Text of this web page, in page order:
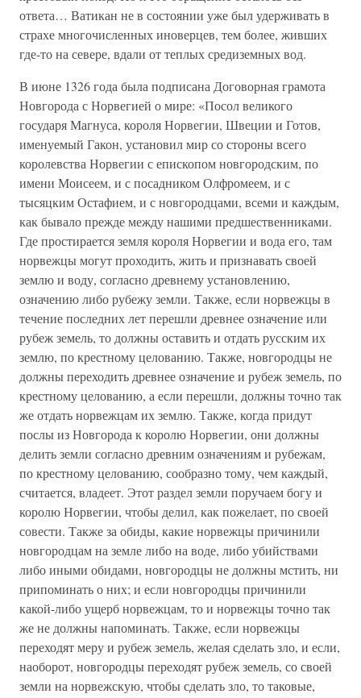
ответа… Ватикан не в состоянии уже был удерживать в
страхе многочисленных иноверцев, тем более, живших
где-то на севере, вдали от теплых средиземных вод.
В июне 1326 года была подписана Договорная грамота
Новгорода с Норвегией о мире: «Посол великого
государя Магнуса, короля Норвегии, Швеции и Готов,
именуемый Гакон, установил мир со стороны всего
королевства Норвегии с епископом новгородским, по
имени Моисеем, и с посадником Олфромеем, и с
тысяцким Остафием, и с новгородцами, всеми и каждым,
как бывало прежде между нашими предшественниками.
Где простирается земля короля Норвегии и вода его, там
норвежцы могут проходить, жить и признавать своей
землю и воду, согласно древнему установлению,
означению либо рубежу земли. Также, если норвежцы в
течение последних лет перешли древнее означение или
рубеж земель, то должны оставить и отдать русским их
землю, по крестному целованию. Также, новгородцы не
должны переходить древнее означение и рубеж земель, по
крестному целованию, а если перешли, должны точно так
же отдать норвежцам их землю. Также, когда придут
послы из Новгорода к королю Норвегии, они должны
делить земли согласно древним означениям и рубежам,
по крестному целованию, сообразно тому, чем каждый,
считается, владеет. Этот раздел земли поручаем богу и
королю Норвегии, чтобы делил, как пожелает, по своей
совести. Также за обиды, какие норвежцы причинили
новгородцам на земле либо на воде, либо убийствами
либо иными обидами, новгородцы не должны мстить, ни
припоминать о них; и если новгородцы причинили
какой-либо ущерб норвежцам, то и норвежцы точно так
же не должны напоминать. Также, если норвежцы
переходят меру и рубеж земель, желая сделать зло, и если,
наоборот, новгородцы переходят рубеж земель, со своей
земли на норвежскую, чтобы сделать зло, то таковые,